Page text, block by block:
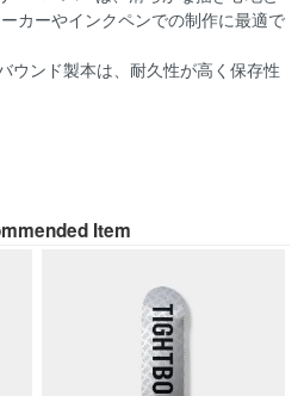
カーやインクペンでの制作に最適で
ウンド製本は、耐久性が高く保存性
Item